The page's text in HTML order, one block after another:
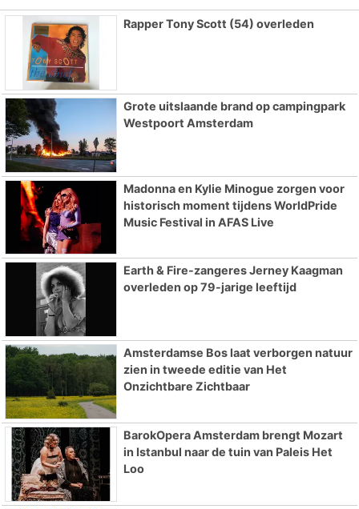
Rapper Tony Scott (54) overleden
Grote uitslaande brand op campingpark
Westpoort Amsterdam
Madonna en Kylie Minogue zorgen voor
historisch moment tijdens WorldPride
Music Festival in AFAS Live
Earth & Fire-zangeres Jerney Kaagman
overleden op 79-jarige leeftijd
Amsterdamse Bos laat verborgen natuur
zien in tweede editie van Het
Onzichtbare Zichtbaar
BarokOpera Amsterdam brengt Mozart
in Istanbul naar de tuin van Paleis Het
Loo